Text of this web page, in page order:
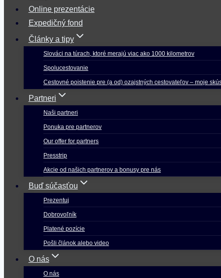
Online prezentácie
Expedičný fond
Články a tipy
Slováci na túrach, ktoré merajú viac ako 1000 kilometrov
Spolucestovanie
Cestovné poistenie pre (a od) ozajstných cestovateľov – moje
Partneri
Naši partneri
Ponuka pre partnerov
Our offer for partners
Presstrip
Akcie od našich partnerov a bonusy pre nás
Buď súčasťou
Prezentuj
Dobrovoľník
Platené pozície
Pošli článok alebo video
O nás
O nás